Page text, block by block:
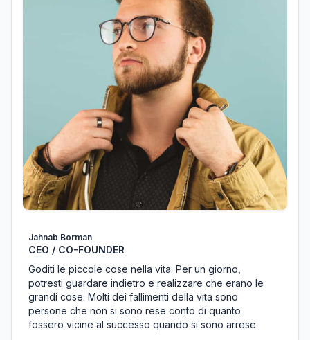
Jahnab Borman
CEO / CO-FOUNDER
Goditi le piccole cose nella vita. Per un giorno,
potresti guardare indietro e realizzare che erano le
grandi cose. Molti dei fallimenti della vita sono
persone che non si sono rese conto di quanto
fossero vicine al successo quando si sono arrese.